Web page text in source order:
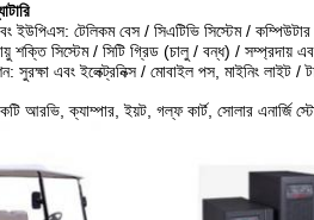
টেলিকম বেস / সিএটিভি সিস্টেম / কম্পিউটার
শক্তি সিস্টেম / সিটি গ্রিড (চালু / বন্ধ) / সম্প্রদায়
সুরক্ষা এবং ইলেক্ট্রনিক্স / মোবাইল পস, মাইনিং লাইট /
আরভি, ক্যাম্পার, ইয়ট, গল্ফ কার্ট, সোলার এনার্জি